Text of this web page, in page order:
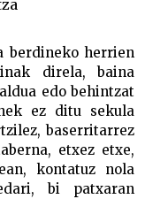
berdineko herrien
direla, baina
edo behintzat
ez ditu sekula
baserritarrez
etxez etxe,
kontatuz nola
bi patxaran